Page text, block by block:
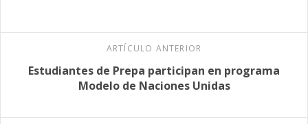
ARTÍCULO ANTERIOR
Estudiantes de Prepa participan en programa
Modelo de Naciones Unidas